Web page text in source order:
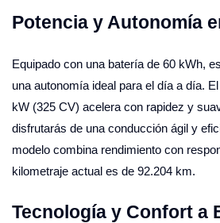
Potencia y Autonomía
Equipado con una batería de 60 kWh,
una autonomía ideal para el día a día.
kW (325 CV) acelera con rapidez y
disfrutarás de una conducción ágil y
modelo combina rendimiento con
kilometraje actual es de 92.204 km.
Tecnología y Confort a